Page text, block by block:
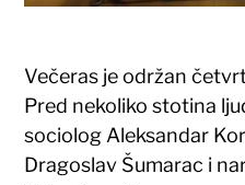
Večeras je održan
Pred nekoliko stotina
sociolog Aleksandar
Dragoslav Šumarac i